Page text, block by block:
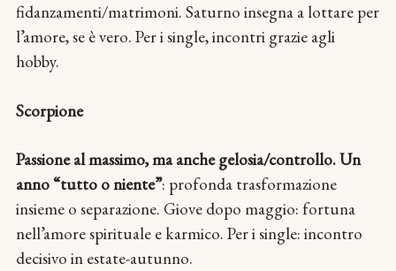
fidanzamenti/matrimoni. Saturno insegna a lottare per
l’amore, se è vero. Per i single, incontri grazie agli
hobby.
Scorpione
Passione al massimo, ma anche gelosia/controllo.Un
anno “tutto o niente”: profonda trasformazione
insieme o separazione. Giove dopo maggio: fortuna
nell’amore spirituale e karmico. Per i single: incontro
decisivo in estate-autunno.